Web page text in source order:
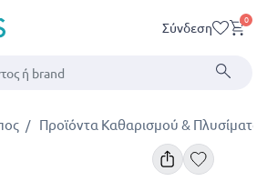
Σύνδεση 0
Προϊόντα Καθαρισμού & Πλυσίματος